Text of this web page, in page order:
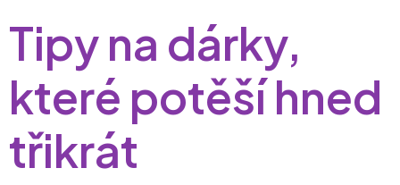
Tipy na dárky,
které potěší hned
třikrát